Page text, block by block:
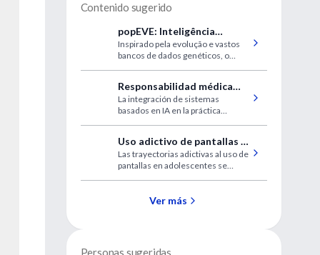
Contenido sugerido
popEVE: Inteligência
artificial que transforma o
diagnóstico de doenças
genéticas raras
Inspirado pela evolução e vastos
bancos de dados genéticos, o
o corpo, auxiliando médicos a
priorizar variantes mais danosas.
Responsabilidad médica
(mala praxis) en la era de la
inteligencia artificial
La integración de sistemas
basados en IA en la práctica
aplicación de la responsabilidad
profesional médica.
Uso adictivo de pantallas y
salud mental en los
adolescentes
Las trayectorias adictivas al uso de
pantallas en adolescentes se
suicidas, y peores resultados en
Ver más
Personas sugeridas